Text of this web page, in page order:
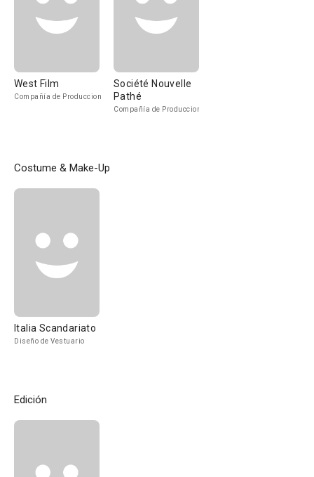
West Film
Compañía de Produccion
Société Nouvelle
Pathé
Compañía de Produccion
Costume & Make-Up
Italia Scandariato
Diseño de Vestuario
Edición